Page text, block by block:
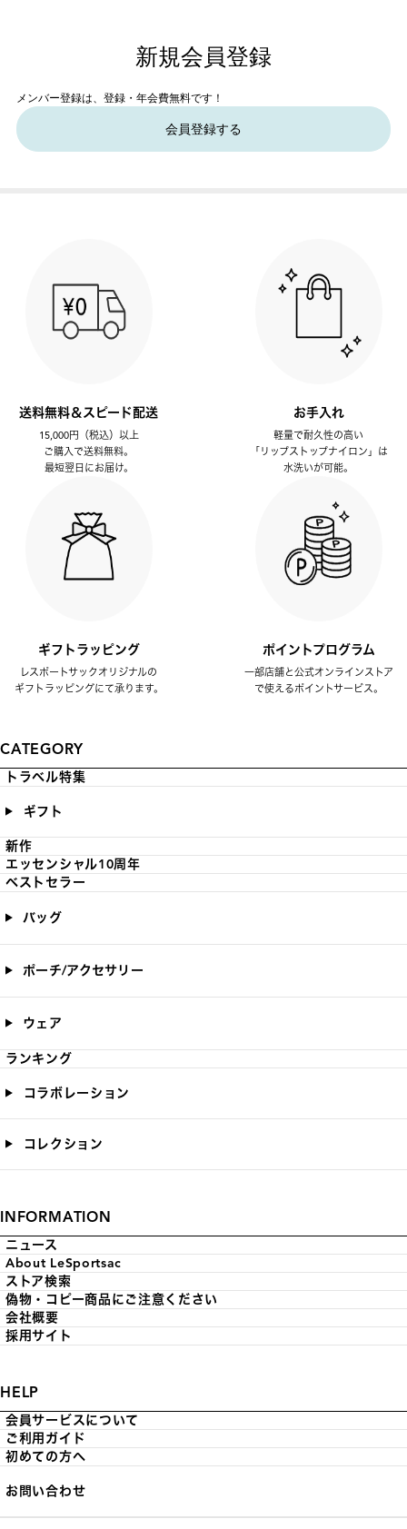
新規会員登録
メンバー登録は、登録・年会費無料です！
会員登録する
送料無料＆スピード配送
15,000円（税込）以上
ご購入で送料無料。
最短翌日にお届け。
お手入れ
軽量で耐久性の高い
「リップストップナイロン」は
水洗いが可能。
ギフトラッピング
レスポートサックオリジナルの
ギフトラッピングにて承ります。
ポイントプログラム
一部店舗と公式オンラインストア
で使えるポイントサービス。
CATEGORY
トラベル特集
ギフト
新作
エッセンシャル10周年
ベストセラー
バッグ
ポーチ/アクセサリー
ウェア
ランキング
コラボレーション
コレクション
INFORMATION
ニュース
About LeSportsac
ストア検索
偽物・コピー商品にご注意ください
会社概要
採用サイト
HELP
会員サービスについて
ご利用ガイド
初めての方へ
お問い合わせ